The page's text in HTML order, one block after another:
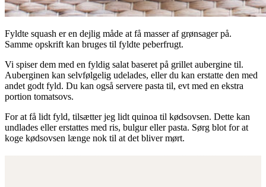
Fyldte squash er en dejlig måde at få masser af grønsager på.
Samme opskrift kan bruges til fyldte peberfrugt.
Vi spiser dem med en fyldig salat baseret på grillet aubergine til.
Auberginen kan selvfølgelig udelades, eller du kan erstatte den med
andet godt fyld. Du kan også servere pasta til, evt med en ekstra
portion tomatsovs.
For at få lidt fyld, tilsætter jeg lidt quinoa til kødsovsen. Dette kan
undlades eller erstattes med ris, bulgur eller pasta. Sørg blot for at
koge kødsovsen længe nok til at det bliver mørt.